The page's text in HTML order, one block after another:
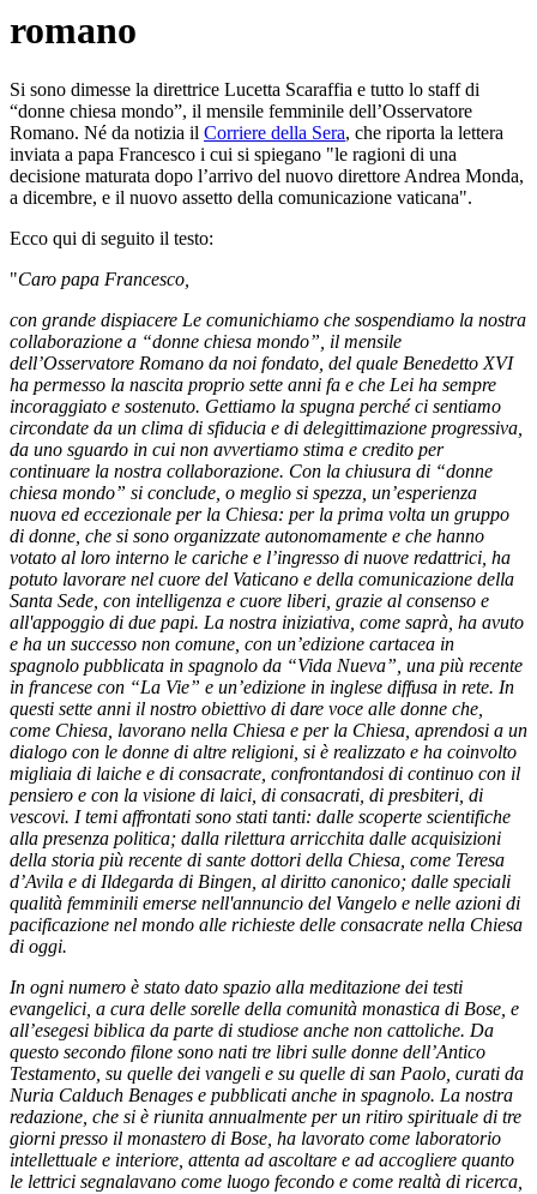
romano
Si sono dimesse la direttrice Lucetta Scaraffia e tutto lo staff di
“donne chiesa mondo”, il mensile femminile dell’Osservatore
Romano. Né da notizia il Corriere della Sera, che riporta la lettera
inviata a papa Francesco i cui si spiegano "le ragioni di una
decisione maturata dopo l’arrivo del nuovo direttore Andrea Monda,
a dicembre, e il nuovo assetto della comunicazione vaticana".
Ecco qui di seguito il testo:
"Caro papa Francesco,
con grande dispiacere Le comunichiamo che sospendiamo la nostra
collaborazione a “donne chiesa mondo”, il mensile
dell’Osservatore Romano da noi fondato, del quale Benedetto XVI
ha permesso la nascita proprio sette anni fa e che Lei ha sempre
incoraggiato e sostenuto. Gettiamo la spugna perché ci sentiamo
circondate da un clima di sfiducia e di delegittimazione progressiva,
da uno sguardo in cui non avvertiamo stima e credito per
continuare la nostra collaborazione. Con la chiusura di “donne
chiesa mondo” si conclude, o meglio si spezza, un’esperienza
nuova ed eccezionale per la Chiesa: per la prima volta un gruppo
di donne, che si sono organizzate autonomamente e che hanno
votato al loro interno le cariche e l’ingresso di nuove redattrici, ha
potuto lavorare nel cuore del Vaticano e della comunicazione della
Santa Sede, con intelligenza e cuore liberi, grazie al consenso e
all'appoggio di due papi. La nostra iniziativa, come saprà, ha avuto
e ha un successo non comune, con un’edizione cartacea in
spagnolo pubblicata in spagnolo da “Vida Nueva”, una più recente
in francese con “La Vie” e un’edizione in inglese diffusa in rete. In
questi sette anni il nostro obiettivo di dare voce alle donne che,
come Chiesa, lavorano nella Chiesa e per la Chiesa, aprendosi a un
dialogo con le donne di altre religioni, si è realizzato e ha coinvolto
migliaia di laiche e di consacrate, confrontandosi di continuo con il
pensiero e con la visione di laici, di consacrati, di presbiteri, di
vescovi. I temi affrontati sono stati tanti: dalle scoperte scientifiche
alla presenza politica; dalla rilettura arricchita dalle acquisizioni
della storia più recente di sante dottori della Chiesa, come Teresa
d’Avila e di Ildegarda di Bingen, al diritto canonico; dalle speciali
qualità femminili emerse nell'annuncio del Vangelo e nelle azioni di
pacificazione nel mondo alle richieste delle consacrate nella Chiesa
di oggi.
In ogni numero è stato dato spazio alla meditazione dei testi
evangelici, a cura delle sorelle della comunità monastica di Bose, e
all’esegesi biblica da parte di studiose anche non cattoliche. Da
questo secondo filone sono nati tre libri sulle donne dell’Antico
Testamento, su quelle dei vangeli e su quelle di san Paolo, curati da
Nuria Calduch Benages e pubblicati anche in spagnolo. La nostra
redazione, che si è riunita annualmente per un ritiro spirituale di tre
giorni presso il monastero di Bose, ha lavorato come laboratorio
intellettuale e interiore, attenta ad ascoltare e ad accogliere quanto
le lettrici segnalavano come luogo fecondo e come realtà di ricerca,